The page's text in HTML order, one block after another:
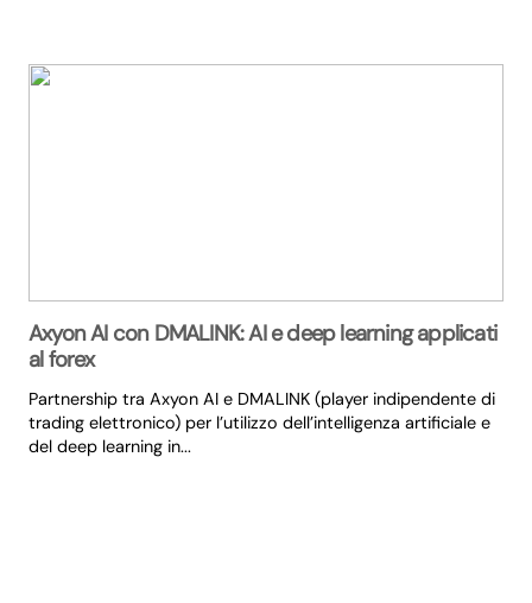
Axyon AI con DMALINK: AI e deep learning applicati
al forex
Partnership tra Axyon AI e DMALINK (player indipendente di
trading elettronico) per l’utilizzo dell’intelligenza artificiale e
del deep learning in...